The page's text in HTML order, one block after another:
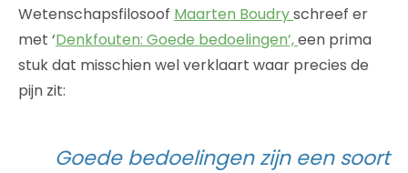
Wetenschapsfilosoof Maarten Boudryschreef er
met ‘Denkfouten: Goede bedoelingen’,een prima
stuk dat misschien wel verklaart waar precies de
pijn zit:
Goede bedoelingen zijn een soort